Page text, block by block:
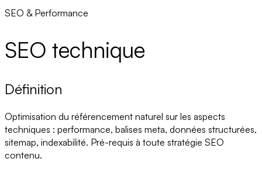
SEO & Performance
SEO technique
Définition
Optimisation du référencement naturel sur les aspects
techniques : performance, balises meta, données structurées,
sitemap, indexabilité. Pré-requis à toute stratégie SEO
contenu.